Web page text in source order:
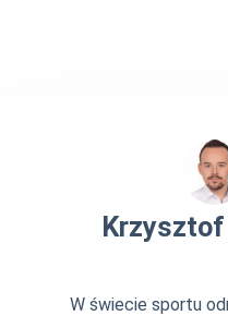
W świecie sportu